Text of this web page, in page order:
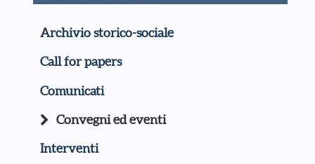
Archivio storico-sociale
Call for papers
Comunicati
Convegni ed eventi
Interventi